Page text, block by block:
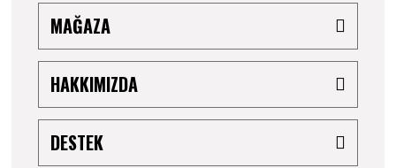
MAĞAZA
HAKKIMIZDA
DESTEK